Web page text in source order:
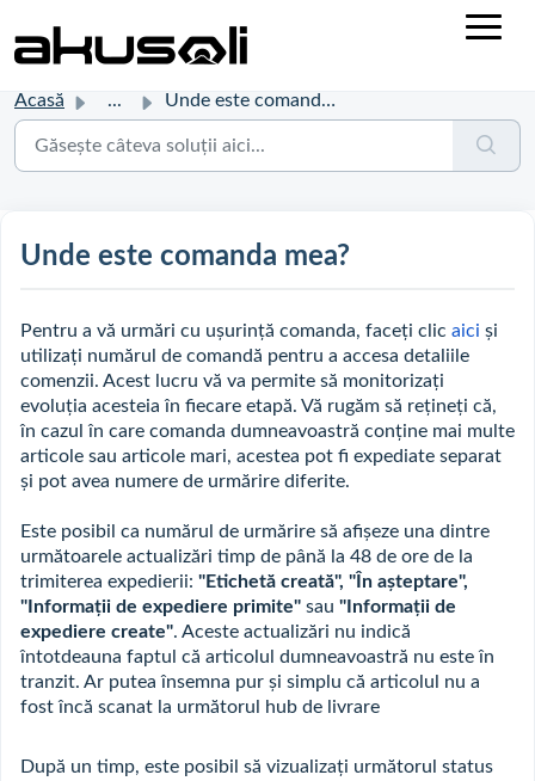
Acasă ... Unde este comanda mea?
Unde este comanda mea?
Pentru a vă urmări cu ușurință comanda, faceți clic aici și
utilizați numărul de comandă pentru a accesa detaliile
comenzii. Acest lucru vă va permite să monitorizați
evoluția acesteia în fiecare etapă. Vă rugăm să rețineți că,
în cazul în care comanda dumneavoastră conține mai multe
articole sau articole mari, acestea pot fi expediate separat
și pot avea numere de urmărire diferite.
Este posibil ca numărul de urmărire să afișeze una dintre
următoarele actualizări timp de până la 48 de ore de la
trimiterea expedierii: "Etichetă creată", "În așteptare",
"Informații de expediere primite" sau "Informații de
expediere create". Aceste actualizări nu indică
întotdeauna faptul că articolul dumneavoastră nu este în
tranzit. Ar putea însemna pur și simplu că articolul nu a
fost încă scanat la următorul hub de livrare
După un timp, este posibil să vizualizați următorul status